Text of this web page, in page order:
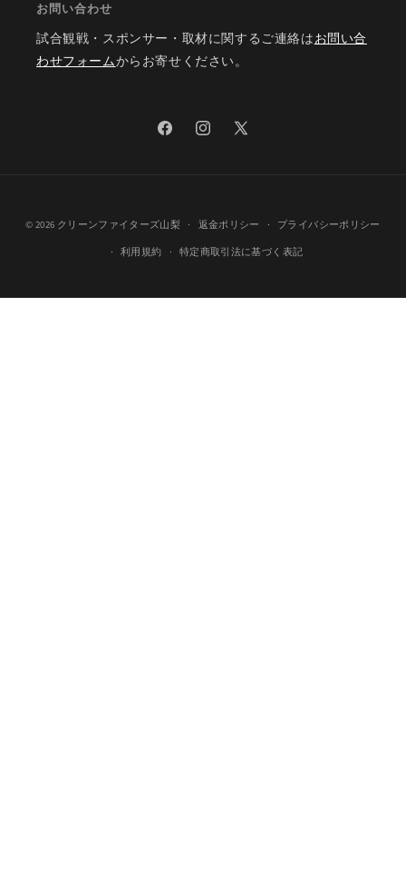
お問い合わせ
試合観戦・スポンサー・取材に関するご連絡はお問い合
わせフォームからお寄せください。
FacebookInstagram
X
© 2026 クリーンファイターズ山梨 返金ポリシー プライバシーポリシー
利用規約 特定商取引法に基づく表記